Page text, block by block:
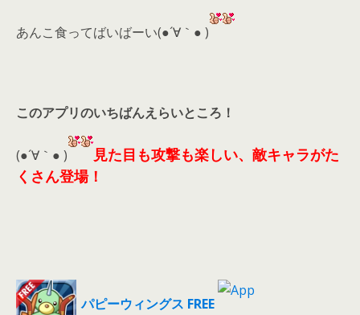
あんこ食ってばいばーい(●´∀｀● )
このアプリのいちばんえらいところ！
(●´∀｀● )
見た目も攻撃も楽しい、敵キャラがた
くさん登場！
パピーウィングス FREE